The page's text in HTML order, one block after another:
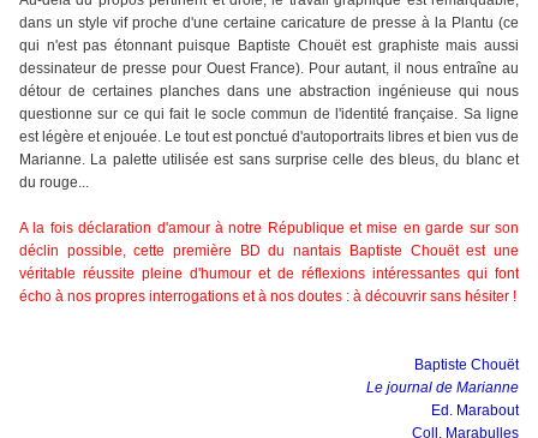
dans un style vif proche d'une certaine caricature de presse à la Plantu (ce
qui n'est pas étonnant puisque Baptiste Chouët est graphiste mais aussi
dessinateur de presse pour Ouest France). Pour autant, il nous entraîne au
détour de certaines planches dans une abstraction ingénieuse qui nous
questionne sur ce qui fait le socle commun de l'identité française. Sa ligne
est légère et enjouée. Le tout est ponctué d'autoportraits libres et bien vus de
Marianne. La palette utilisée est sans surprise celle des bleus, du blanc et
du rouge...
A la fois déclaration d'amour à notre République et mise en garde sur son
déclin possible, cette première BD du nantais Baptiste Chouët est une
véritable réussite pleine d'humour et de réflexions intéressantes qui font
écho à nos propres interrogations et à nos doutes : à découvrir sans hésiter !
Baptiste Chouët
Le journal de Marianne
Ed. Marabout
Coll. Marabulles